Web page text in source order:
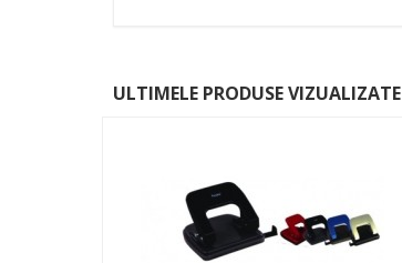
ULTIMELE PRODUSE VIZUALIZATE